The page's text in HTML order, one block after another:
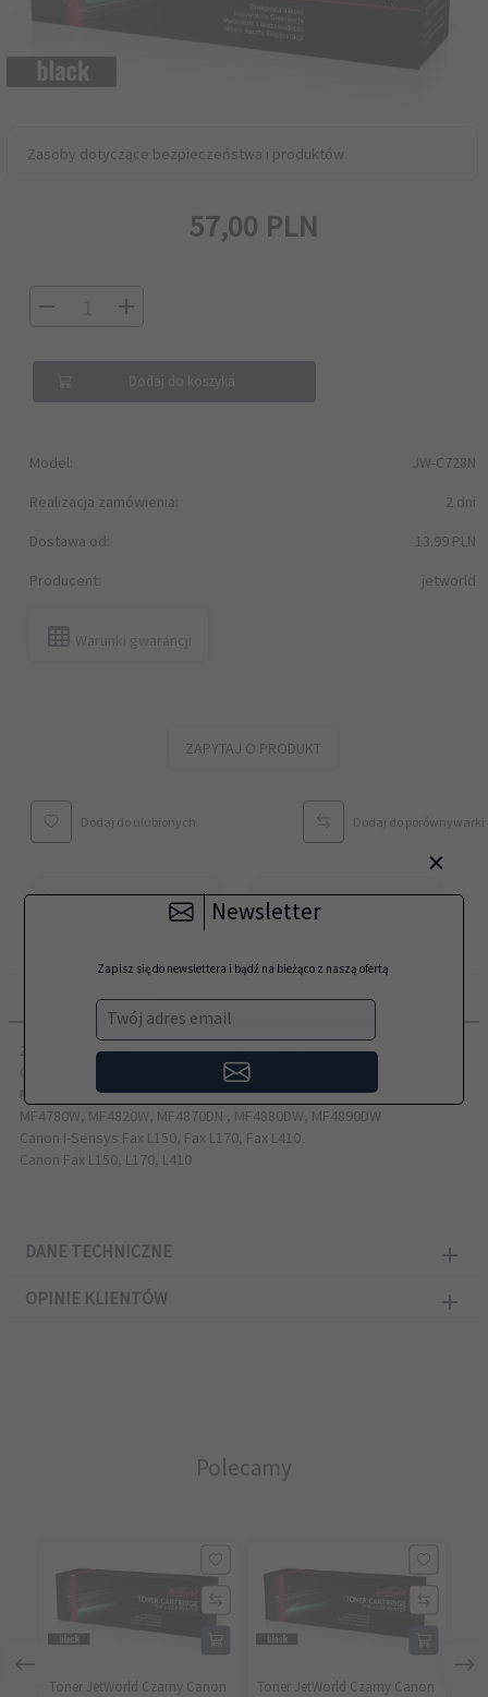
Zasoby dotyczące bezpieczeństwa i produktów
Model:
JW-C728N
Realizacja zamówienia:
2 dni
Dostawa od:
13.99 PLN
Producent:
jetworld
Warunki gwarancji
57,00 PLN
ZAPYTAJ O PRODUKT
Dodaj do koszyka
Dodaj do ulubionych Dodaj do porównywarki
OPIS PRODUKTU
Zamiennik CANON przeznaczony do modeli:
Canon I-Sensys MF4410, MF4412, MF4430, MF4450, MF4550D,
MF4570DN, MF4570DW, MF4580DN, MF4730, MF4750, MF4770N,
MF4780W, MF4820W, MF4870DN , MF4880DW, MF4890DW
Canon I-Sensys Fax L150, Fax L170, Fax L410
Canon Fax L150, L170, L410
DANE TECHNICZNE
OPINIE KLIENTÓW
Polecamy
Toner JetWorld Czarny Canon
Toner JetWorld Czarny Canon
×
Newsletter
Zapisz się do newslettera i bądź na bieżąco z naszą ofertą
Twój adres email